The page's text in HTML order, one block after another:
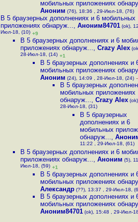
мобильных приложениях
Аноним (76), 18:36 , 29-Июл-18, (76)
В 5 браузерных дополнениях и 6 мобильных
приложениях обнаруж..., Аноним84701 (ok),
Июл-18, (10) +9
В 5 браузерных дополнениях и 6
приложениях обнаруж..., Crazy Alex
28-Июл-18, (14) +1
В 5 браузерных дополнениях и
мобильных приложениях
Аноним (24), 14:09 , 28-Июл-18, (24)
В 5 браузерных
мобильных приложениях
обнаруж..., Crazy Alex
28-Июл-18, (31)
В 5 браузерных
дополнениях и 6
мобильных
обнаруж...,
11:22 , 29-Июл-18, (61)
В 5 браузерных дополнениях и 6
приложениях обнаруж..., Аноним (5),
Июл-18, (59) +1
В 5 браузерных дополнениях и
мобильных приложениях
Александр (??), 13:37 , 29-Июл-18,
В 5 браузерных дополнениях и
мобильных приложениях
Аноним84701 (ok), 15:48 , 29-Июл-